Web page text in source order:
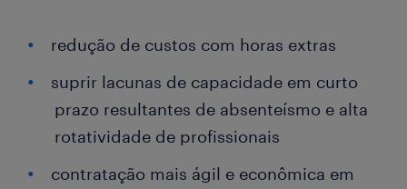
redução de custos com horas extras
suprir lacunas de capacidade em curto
prazo resultantes de absenteísmo e alta
rotatividade de profissionais
contratação mais ágil e econômica em